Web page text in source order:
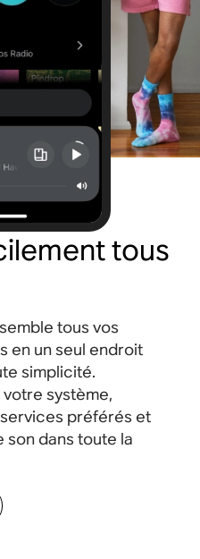
tous
tous vos
en un seul endroit
simplicité.
système,
préférés et
dans toute la